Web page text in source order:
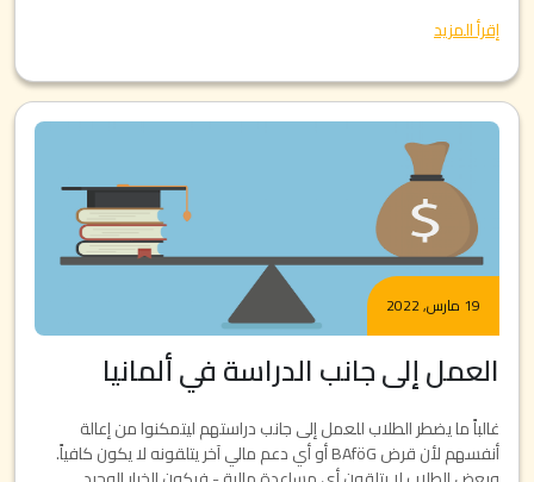
إقرأ المزيد
19 مارس, 2022
العمل إلى جانب الدراسة في ألمانيا
غالباً ما يضطر الطلاب للعمل إلى جانب دراستهم ليتمكنوا من إعالة
أنفسهم لأن قرض BAföG أو أي دعم مالي آخر يتلقونه لا يكون كافياً.